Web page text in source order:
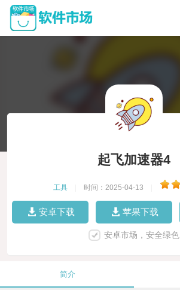
起飞加速器4
工具 时间：2025-04-13
安卓下载 苹果下载
安卓市场，安全绿色
简介